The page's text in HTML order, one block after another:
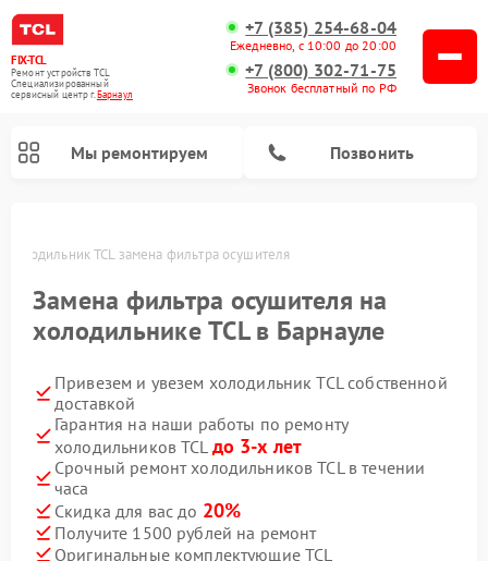
FIX-TCL
Ремонт устройств TCL
Специализированный
cервисный центр г.Барнаул
+7 (385) 254-68-04
Ежедневно, с 10:00 до 20:00
+7 (800) 302-71-75
Звонок бесплатный по РФ
Мы ремонтируем Позвонить
Холодильник TCL замена фильтра осушителя
Замена фильтра осушителя на
холодильнике TCL в Барнауле
Привезем и увезем холодильник TCL собственной
доставкой
Гарантия на наши работы по ремонту
холодильников TCL до 3-х лет
Срочный ремонт холодильников TCL в течении
часа
Скидка для вас до 20%
Получите 1500 рублей на ремонт
Оригинальные комплектующие TCL